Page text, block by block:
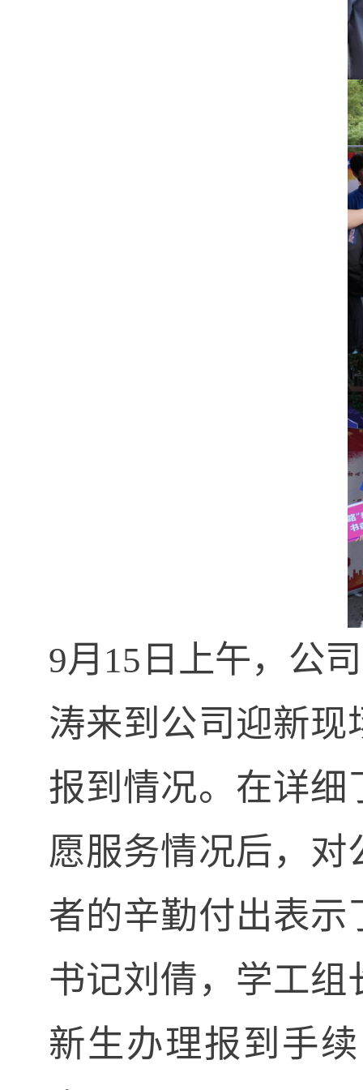
9月 15 日上午，公
涛来到 公司迎新现
报到情况。在详细
愿服务情况后，
者的辛勤付出表示
书记刘倩，学工
新生办理报到手